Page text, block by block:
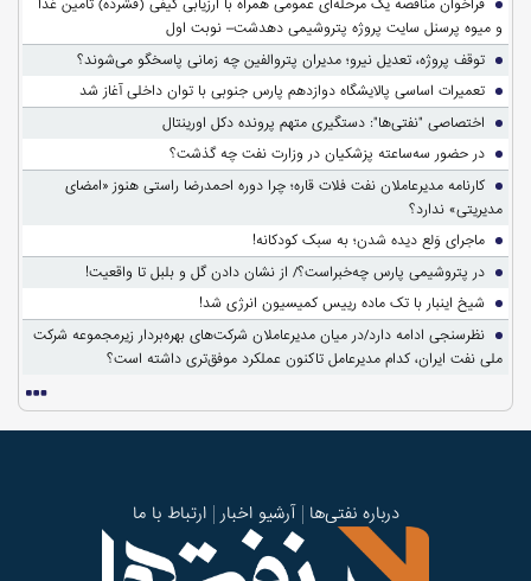
فراخوان مناقصه یک مرحله‌ای عمومی همراه با ارزیابی کیفی (فشرده) تأمین غذا
و میوه پرسنل سایت پروژه پتروشیمی دهدشت– نوبت اول
توقف پروژه، تعدیل نیرو؛ مدیران پتروالفین چه زمانی پاسخگو می‌شوند؟
تعمیرات اساسی پالایشگاه دوازدهم پارس جنوبی با توان داخلی آغاز شد
اختصاصی "نفتی‌ها": دستگیری متهم پرونده دکل اورینتال
در حضور سه‌ساعته پزشکیان در وزارت نفت چه گذشت؟
کارنامه مدیرعاملان نفت فلات قاره؛ چرا دوره احمدرضا راستی هنوز «امضای
مدیریتی» ندارد؟
ماجرای وَلع دیده شدن؛ به سبک کودکانه!
در پتروشیمی پارس چه‌خبراست؟/ از نشان دادن گل و بلبل تا واقعیت!
شیخ اینبار با تک ماده رییس کمیسیون انرژی شد!
نظرسنجی ادامه دارد/در میان مدیرعاملان شرکت‌های بهره‌بردار زیرمجموعه شرکت
ملی نفت ایران، کدام مدیرعامل تاکنون عملکرد موفق‌تری داشته است؟
درباره نفتی‌ها آرشیو اخبار ارتباط با ما